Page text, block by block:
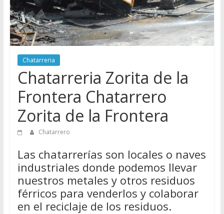
de
Chatarreros
para
vender
Chatarra
Chatarreria
Chatarreria Zorita de la
Frontera Chatarrero
Zorita de la Frontera
Chatarrero
Las chatarrerías son locales o naves
industriales donde podemos llevar
nuestros metales y otros residuos
férricos para venderlos y colaborar
en el reciclaje de los residuos.